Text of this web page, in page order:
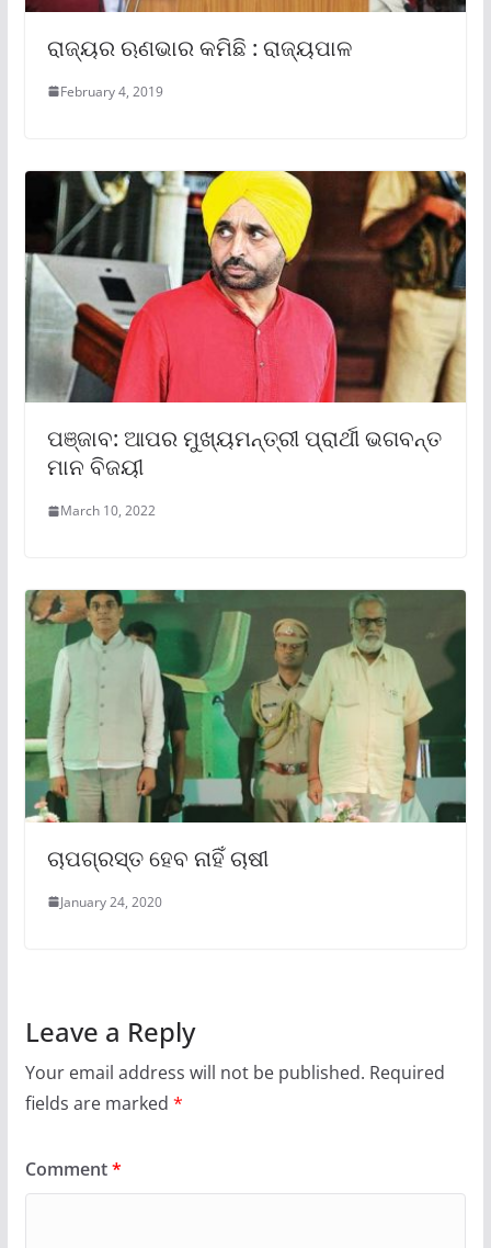
ରାଜ୍ୟର ଋଣଭାର କମିଛି : ରାଜ୍ୟପାଳ
February 4, 2019
ପଞ୍ଜାବ: ଆପର ମୁଖ୍ୟମନ୍ତ୍ରୀ ପ୍ରାର୍ଥୀ ଭଗବନ୍ତ
ମାନ ବିଜୟୀ
March 10, 2022
ଚାପଗ୍ରସ୍ତ ହେବ ନାହିଁ ଚାଷୀ
January 24, 2020
Leave a Reply
Your email address will not be published. Required
fields are marked *
Comment*